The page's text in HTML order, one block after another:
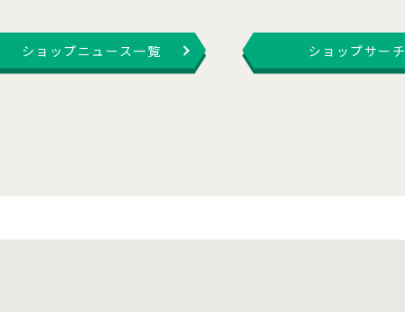
ショップニュース一覧 ショップサーチ